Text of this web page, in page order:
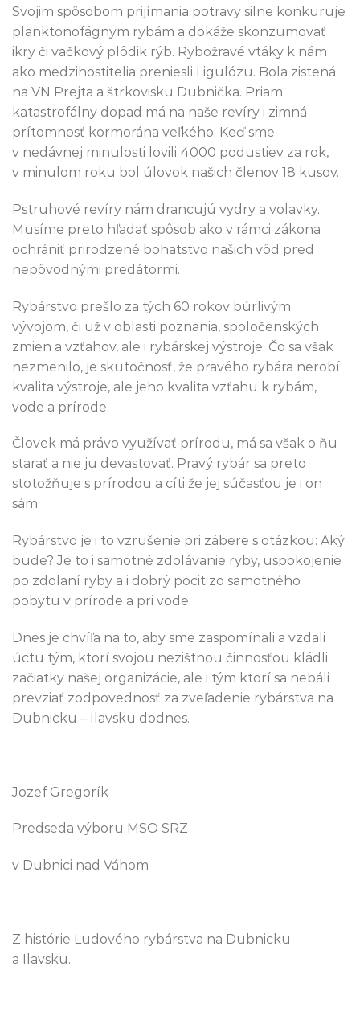
Svojim spôsobom prijímania potravy silne konkuruje
planktonofágnym rybám a dokáže skonzumovať
ikry či vačkový plôdik rýb. Rybožravé vtáky k nám
ako medzihostitelia preniesli Ligulózu. Bola zistená
na VN Prejta a štrkovisku Dubnička. Priam
katastrofálny dopad má na naše revíry i zimná
prítomnosť kormorána veľkého. Keď sme
v nedávnej minulosti lovili 4000 podustiev za rok,
v minulom roku bol úlovok našich členov 18 kusov.
Pstruhové revíry nám drancujú vydry a volavky.
Musíme preto hľadať spôsob ako v rámci zákona
ochrániť prirodzené bohatstvo našich vôd pred
nepôvodnými predátormi.
Rybárstvo prešlo za tých 60 rokov búrlivým
vývojom, či už v oblasti poznania, spoločenských
zmien a vzťahov, ale i rybárskej výstroje. Čo sa však
nezmenilo, je skutočnosť, že pravého rybára nerobí
kvalita výstroje, ale jeho kvalita vzťahu k rybám,
vode a prírode.
Človek má právo využívať prírodu, má sa však o ňu
starať a nie ju devastovať. Pravý rybár sa preto
stotožňuje s prírodou a cíti že jej súčasťou je i on
sám.
Rybárstvo je i to vzrušenie pri zábere s otázkou: Aký
bude? Je to i samotné zdolávanie ryby, uspokojenie
po zdolaní ryby a i dobrý pocit zo samotného
pobytu v prírode a pri vode.
Dnes je chvíľa na to, aby sme zaspomínali a vzdali
úctu tým, ktorí svojou nezištnou činnosťou kládli
začiatky našej organizácie, ale i tým ktorí sa nebáli
prevziať zodpovednosť za zveľadenie rybárstva na
Dubnicku – Ilavsku dodnes.
Jozef Gregorík
Predseda výboru MSO SRZ
v Dubnici nad Váhom
Z histórie Ľudového rybárstva na Dubnicku
a Ilavsku.